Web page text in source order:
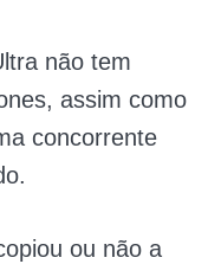
não tem
assim como
concorrente
ou não a